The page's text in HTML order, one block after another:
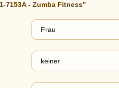
7153A - Zumba Fitness"